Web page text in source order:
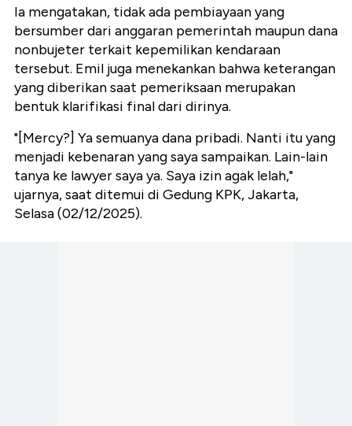
Ia mengatakan, tidak ada pembiayaan yang
bersumber dari anggaran pemerintah maupun dana
nonbujeter terkait kepemilikan kendaraan
tersebut. Emil juga menekankan bahwa keterangan
yang diberikan saat pemeriksaan merupakan
bentuk klarifikasi final dari dirinya.
"[Mercy?] Ya semuanya dana pribadi. Nanti itu yang
menjadi kebenaran yang saya sampaikan. Lain-lain
tanya ke lawyer saya ya. Saya izin agak lelah,"
ujarnya, saat ditemui di Gedung KPK, Jakarta,
Selasa (02/12/2025).